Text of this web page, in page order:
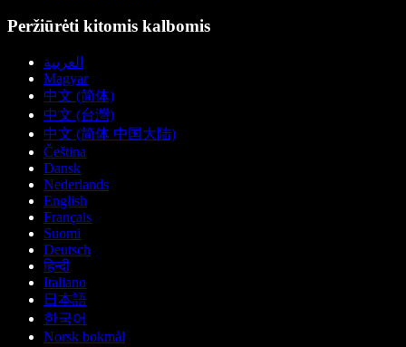
Peržiūrėti kitomis kalbomis
العربية
Magyar
中文 (简体)
中文 (台灣)
中文 (简体 中国大陆)
Čeština
Dansk
Nederlands
English
Français
Suomi
Deutsch
हिन्दी
Italiano
日本語
한국어
Norsk bokmål